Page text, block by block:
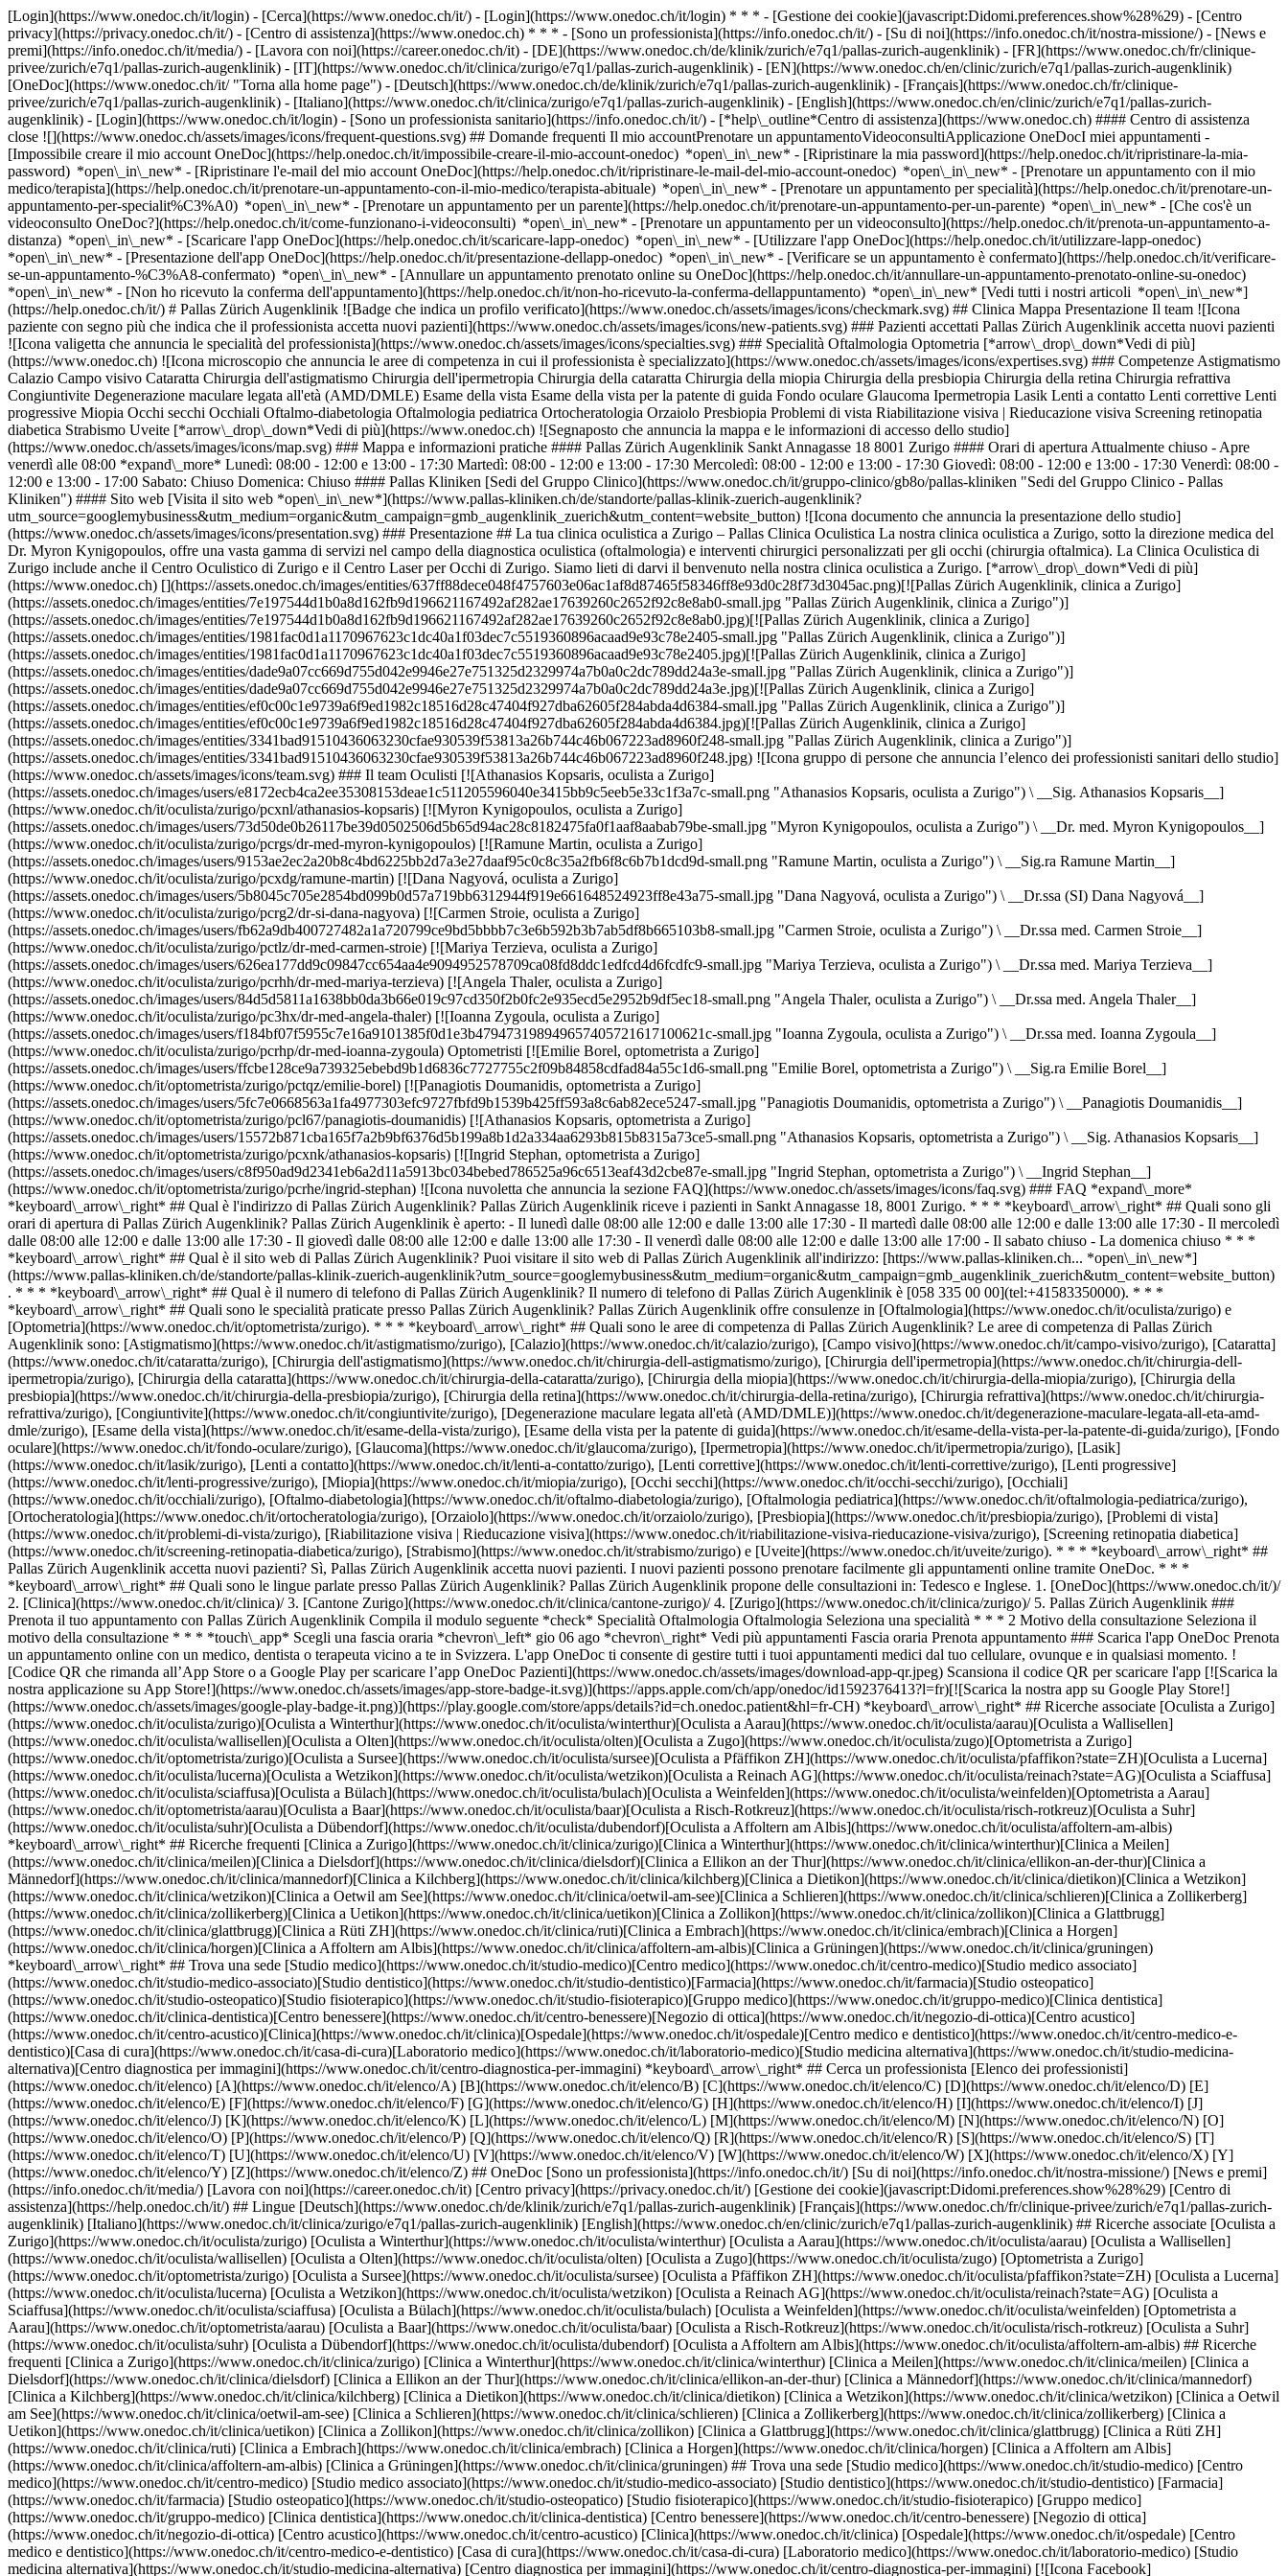
[Login](https://www.onedoc.ch/it/login) - [Cerca](https://www.onedoc.ch/it/) - [Login](https://www.onedoc.ch/it/login) * * * - [Gestione dei cookie](javascript:Didomi.preferences.show%28%29) - [Centro
privacy](https://privacy.onedoc.ch/it/) - [Centro di assistenza](https://www.onedoc.ch) * * * - [Sono un professionista](https://info.onedoc.ch/it/) - [Su di noi](https://info.onedoc.ch/it/nostra-missione/) - [News e
premi](https://info.onedoc.ch/it/media/) - [Lavora con noi](https://career.onedoc.ch/it) - [DE](https://www.onedoc.ch/de/klinik/zurich/e7q1/pallas-zurich-augenklinik) - [FR](https://www.onedoc.ch/fr/clinique-
privee/zurich/e7q1/pallas-zurich-augenklinik) - [IT](https://www.onedoc.ch/it/clinica/zurigo/e7q1/pallas-zurich-augenklinik) - [EN](https://www.onedoc.ch/en/clinic/zurich/e7q1/pallas-zurich-augenklinik)
[OneDoc](https://www.onedoc.ch/it/ "Torna alla home page") - [Deutsch](https://www.onedoc.ch/de/klinik/zurich/e7q1/pallas-zurich-augenklinik) - [Français](https://www.onedoc.ch/fr/clinique-
privee/zurich/e7q1/pallas-zurich-augenklinik) - [Italiano](https://www.onedoc.ch/it/clinica/zurigo/e7q1/pallas-zurich-augenklinik) - [English](https://www.onedoc.ch/en/clinic/zurich/e7q1/pallas-zurich-
augenklinik) - [Login](https://www.onedoc.ch/it/login) - [Sono un professionista sanitario](https://info.onedoc.ch/it/) - [*help\_outline*Centro di assistenza](https://www.onedoc.ch) #### Centro di assistenza
close ![](https://www.onedoc.ch/assets/images/icons/frequent-questions.svg) ## Domande frequenti Il mio accountPrenotare un appuntamentoVideoconsultiApplicazione OneDocI miei appuntamenti -
[Impossibile creare il mio account OneDoc](https://help.onedoc.ch/it/impossibile-creare-il-mio-account-onedoc) *open\_in\_new* - [Ripristinare la mia password](https://help.onedoc.ch/it/ripristinare-la-mia-
password) *open\_in\_new* - [Ripristinare l'e-mail del mio account OneDoc](https://help.onedoc.ch/it/ripristinare-le-mail-del-mio-account-onedoc) *open\_in\_new* - [Prenotare un appuntamento con il mio
medico/terapista](https://help.onedoc.ch/it/prenotare-un-appuntamento-con-il-mio-medico/terapista-abituale) *open\_in\_new* - [Prenotare un appuntamento per specialità](https://help.onedoc.ch/it/prenotare-un-
appuntamento-per-specialit%C3%A0) *open\_in\_new* - [Prenotare un appuntamento per un parente](https://help.onedoc.ch/it/prenotare-un-appuntamento-per-un-parente) *open\_in\_new* - [Che cos'è un
videoconsulto OneDoc?](https://help.onedoc.ch/it/come-funzionano-i-videoconsulti) *open\_in\_new* - [Prenotare un appuntamento per un videoconsulto](https://help.onedoc.ch/it/prenota-un-appuntamento-a-
distanza) *open\_in\_new* - [Scaricare l'app OneDoc](https://help.onedoc.ch/it/scaricare-lapp-onedoc) *open\_in\_new* - [Utilizzare l'app OneDoc](https://help.onedoc.ch/it/utilizzare-lapp-onedoc)
*open\_in\_new* - [Presentazione dell'app OneDoc](https://help.onedoc.ch/it/presentazione-dellapp-onedoc) *open\_in\_new* - [Verificare se un appuntamento è confermato](https://help.onedoc.ch/it/verificare-se-un-appuntamento-%C3%A8-confermato) *open\_in\_new* - [Annullare un appuntamento prenotato online su OneDoc](https://help.onedoc.ch/it/annullare-un-appuntamento-prenotato-online-su-onedoc) *open\_in\_new* - [Non ho ricevuto la conferma dell'appuntamento](https://help.onedoc.ch/it/non-ho-ricevuto-la-conferma-dellappuntamento) *open\_in\_new* [Vedi tutti i nostri articoli *open\_in\_new*](https://help.onedoc.ch/it/) # Pallas Zürich Augenklinik ![Badge che indica un profilo verificato](https://www.onedoc.ch/assets/images/icons/checkmark.svg) ## Clinica Mappa Presentazione Il team ![Icona paziente con segno più che indica che il professionista accetta nuovi pazienti](https://www.onedoc.ch/assets/images/icons/new-patients.svg) ### Pazienti accettati Pallas Zürich Augenklinik accetta nuovi pazienti ![Icona valigetta che annuncia le specialità del professionista](https://www.onedoc.ch/assets/images/icons/specialties.svg) ### Specialità Oftalmologia Optometria [*arrow\_drop\_down*Vedi di più](https://www.onedoc.ch) ![Icona microscopio che annuncia le aree di competenza in cui il professionista è specializzato](https://www.onedoc.ch/assets/images/icons/expertises.svg) ### Competenze Astigmatismo Calazio Campo visivo Cataratta Chirurgia dell'astigmatismo Chirurgia dell'ipermetropia Chirurgia della cataratta Chirurgia della miopia Chirurgia della presbiopia Chirurgia della retina Chirurgia refrattiva Congiuntivite Degenerazione maculare legata all'età (AMD/DMLE) Esame della vista Esame della vista per la patente di guida Fondo oculare Glaucoma Ipermetropia Lasik Lenti a contatto Lenti correttive Lenti progressive Miopia Occhi secchi Occhiali Oftalmo-diabetologia Oftalmologia pediatrica Ortocheratologia Orzaiolo Presbiopia Problemi di vista Riabilitazione visiva | Rieducazione visiva Screening retinopatia diabetica Strabismo Uveite [*arrow\_drop\_down*Vedi di più](https://www.onedoc.ch) ![Segnaposto che annuncia la mappa e le informazioni di accesso dello studio](https://www.onedoc.ch/assets/images/icons/map.svg) ### Mappa e informazioni pratiche #### Pallas Zürich Augenklinik Sankt Annagasse 18 8001 Zurigo #### Orari di apertura Attualmente chiuso - Apre venerdì alle 08:00 *expand\_more* Lunedì: 08:00 - 12:00 e 13:00 - 17:30 Martedì: 08:00 - 12:00 e 13:00 - 17:30 Mercoledì: 08:00 - 12:00 e 13:00 - 17:30 Giovedì: 08:00 - 12:00 e 13:00 - 17:30 Venerdì: 08:00 - 12:00 e 13:00 - 17:00 Sabato: Chiuso Domenica: Chiuso #### Pallas Kliniken [Sedi del Gruppo Clinico](https://www.onedoc.ch/it/gruppo-clinico/gb8o/pallas-kliniken "Sedi del Gruppo Clinico - Pallas Kliniken") #### Sito web [Visita il sito web *open\_in\_new*](https://www.pallas-kliniken.ch/de/standorte/pallas-klinik-zuerich-augenklinik?utm_source=googlemybusiness&utm_medium=organic&utm_campaign=gmb_augenklinik_zuerich&utm_content=website_button) ![Icona documento che annuncia la presentazione dello studio](https://www.onedoc.ch/assets/images/icons/presentation.svg) ### Presentazione ## La tua clinica oculistica a Zurigo – Pallas Clinica Oculistica La nostra clinica oculistica a Zurigo, sotto la direzione medica del Dr. Myron Kynigopoulos, offre una vasta gamma di servizi nel campo della diagnostica oculistica (oftalmologia) e interventi chirurgici personalizzati per gli occhi (chirurgia oftalmica). La Clinica Oculistica di Zurigo include anche il Centro Oculistico di Zurigo e il Centro Laser per Occhi di Zurigo. Siamo lieti di darvi il benvenuto nella nostra clinica oculistica a Zurigo. [*arrow\_drop\_down*Vedi di più](https://www.onedoc.ch) [](https://assets.onedoc.ch/images/entities/637ff88dece048f4757603e06ac1af8d87465f58346ff8e93d0c28f73d3045ac.png)[![Pallas Zürich Augenklinik, clinica a Zurigo](https://assets.onedoc.ch/images/entities/7e197544d1b0a8d162fb9d196621167492af282ae17639260c2652f92c8e8ab0-small.jpg "Pallas Zürich Augenklinik, clinica a Zurigo")](https://assets.onedoc.ch/images/entities/7e197544d1b0a8d162fb9d196621167492af282ae17639260c2652f92c8e8ab0.jpg)[![Pallas Zürich Augenklinik, clinica a Zurigo](https://assets.onedoc.ch/images/entities/1981fac0d1a1170967623c1dc40a1f03dec7c5519360896acaad9e93c78e2405-small.jpg "Pallas Zürich Augenklinik, clinica a Zurigo")](https://assets.onedoc.ch/images/entities/1981fac0d1a1170967623c1dc40a1f03dec7c5519360896acaad9e93c78e2405.jpg)[![Pallas Zürich Augenklinik, clinica a Zurigo](https://assets.onedoc.ch/images/entities/dade9a07cc669d755d042e9946e27e751325d2329974a7b0a0c2dc789dd24a3e-small.jpg "Pallas Zürich Augenklinik, clinica a Zurigo")](https://assets.onedoc.ch/images/entities/dade9a07cc669d755d042e9946e27e751325d2329974a7b0a0c2dc789dd24a3e.jpg)[![Pallas Zürich Augenklinik, clinica a Zurigo](https://assets.onedoc.ch/images/entities/ef0c00c1e9739a6f9ed1982c18516d28c47404f927dba62605f284abda4d6384-small.jpg "Pallas Zürich Augenklinik, clinica a Zurigo")](https://assets.onedoc.ch/images/entities/ef0c00c1e9739a6f9ed1982c18516d28c47404f927dba62605f284abda4d6384.jpg)[![Pallas Zürich Augenklinik, clinica a Zurigo](https://assets.onedoc.ch/images/entities/3341bad91510436063230cfae930539f53813a26b744c46b067223ad8960f248-small.jpg "Pallas Zürich Augenklinik, clinica a Zurigo")](https://assets.onedoc.ch/images/entities/3341bad91510436063230cfae930539f53813a26b744c46b067223ad8960f248.jpg) ![Icona gruppo di persone che annuncia l’elenco dei professionisti sanitari dello studio](https://www.onedoc.ch/assets/images/icons/team.svg) ### Il team Oculisti [![Athanasios Kopsaris, oculista a Zurigo](https://assets.onedoc.ch/images/users/e8172ecb4ca2ee35308153deae1c511205596040e3415bb9c5eeb5e33c1f3a7c-small.png "Athanasios Kopsaris, oculista a Zurigo") \ __Sig. Athanasios Kopsaris__](https://www.onedoc.ch/it/oculista/zurigo/pcxnl/athanasios-kopsaris) [![Myron Kynigopoulos, oculista a Zurigo](https://assets.onedoc.ch/images/users/73d50de0b26117be39d0502506d5b65d94ac28c8182475fa0f1aaf8aabab79be-small.jpg "Myron Kynigopoulos, oculista a Zurigo") \ __Dr. med. Myron Kynigopoulos__](https://www.onedoc.ch/it/oculista/zurigo/pcrgs/dr-med-myron-kynigopoulos) [![Ramune Martin, oculista a Zurigo](https://assets.onedoc.ch/images/users/9153ae2ec2a20b8c4bd6225bb2d7a3e27daaf95c0c8c35a2fb6f8c6b7b1dcd9d-small.png "Ramune Martin, oculista a Zurigo") \ __Sig.ra Ramune Martin__](https://www.onedoc.ch/it/oculista/zurigo/pcxdg/ramune-martin) [![Dana Nagyová, oculista a Zurigo](https://assets.onedoc.ch/images/users/5b8045c705e2854bd099b0d57a719bb6312944f919e661648524923ff8e43a75-small.jpg "Dana Nagyová, oculista a Zurigo") \ __Dr.ssa (SI) Dana Nagyová__](https://www.onedoc.ch/it/oculista/zurigo/pcrg2/dr-si-dana-nagyova) [![Carmen Stroie, oculista a Zurigo](https://assets.onedoc.ch/images/users/fb62a9db400727482a1a720799ce9bd5bbbb7c3e6b592b3b7ab5df8b665103b8-small.jpg "Carmen Stroie, oculista a Zurigo") \ __Dr.ssa med. Carmen Stroie__](https://www.onedoc.ch/it/oculista/zurigo/pctlz/dr-med-carmen-stroie) [![Mariya Terzieva, oculista a Zurigo](https://assets.onedoc.ch/images/users/626ea177dd9c09847cc654aa4e9094952578709ca08fd8ddc1edfcd4d6fcdfc9-small.jpg "Mariya Terzieva, oculista a Zurigo") \ __Dr.ssa med. Mariya Terzieva__](https://www.onedoc.ch/it/oculista/zurigo/pcrhh/dr-med-mariya-terzieva) [![Angela Thaler, oculista a Zurigo](https://assets.onedoc.ch/images/users/84d5d5811a1638bb0da3b66e019c97cd350f2b0fc2e935ecd5e2952b9df5ec18-small.png "Angela Thaler, oculista a Zurigo") \ __Dr.ssa med. Angela Thaler__](https://www.onedoc.ch/it/oculista/zurigo/pc3hx/dr-med-angela-thaler) [![Ioanna Zygoula, oculista a Zurigo](https://assets.onedoc.ch/images/users/f184bf07f5955c7e16a9101385f0d1e3b479473198949657405721617100621c-small.jpg "Ioanna Zygoula, oculista a Zurigo") \ __Dr.ssa med. Ioanna Zygoula__](https://www.onedoc.ch/it/oculista/zurigo/pcrhp/dr-med-ioanna-zygoula) Optometristi [![Emilie Borel, optometrista a Zurigo](https://assets.onedoc.ch/images/users/ffcbe128ce9a739325ebebd9b1d6836c7727755c2f09b84858cdfad84a55c1d6-small.png "Emilie Borel, optometrista a Zurigo") \ __Sig.ra Emilie Borel__](https://www.onedoc.ch/it/optometrista/zurigo/pctqz/emilie-borel) [![Panagiotis Doumanidis, optometrista a Zurigo](https://assets.onedoc.ch/images/users/5fc7e0668563a1fa4977303efc9727fbfd9b1539b425ff593a8c6ab82ece5247-small.jpg "Panagiotis Doumanidis, optometrista a Zurigo") \ __Panagiotis Doumanidis__](https://www.onedoc.ch/it/optometrista/zurigo/pcl67/panagiotis-doumanidis) [![Athanasios Kopsaris, optometrista a Zurigo](https://assets.onedoc.ch/images/users/15572b871cba165f7a2b9bf6376d5b199a8b1d2a334aa6293b815b8315a73ce5-small.png "Athanasios Kopsaris, optometrista a Zurigo") \ __Sig. Athanasios Kopsaris__](https://www.onedoc.ch/it/optometrista/zurigo/pcxnk/athanasios-kopsaris) [![Ingrid Stephan, optometrista a Zurigo](https://assets.onedoc.ch/images/users/c8f950ad9d2341eb6a2d11a5913bc034bebed786525a96c6513eaf43d2cbe87e-small.jpg "Ingrid Stephan, optometrista a Zurigo") \ __Ingrid Stephan__](https://www.onedoc.ch/it/optometrista/zurigo/pcrhe/ingrid-stephan) ![Icona nuvoletta che annuncia la sezione FAQ](https://www.onedoc.ch/assets/images/icons/faq.svg) ### FAQ *expand\_more* *keyboard\_arrow\_right* ## Qual è l'indirizzo di Pallas Zürich Augenklinik? Pallas Zürich Augenklinik riceve i pazienti in Sankt Annagasse 18, 8001 Zurigo. * * * *keyboard\_arrow\_right* ## Quali sono gli orari di apertura di Pallas Zürich Augenklinik? Pallas Zürich Augenklinik è aperto: - Il lunedì dalle 08:00 alle 12:00 e dalle 13:00 alle 17:30 - Il martedì dalle 08:00 alle 12:00 e dalle 13:00 alle 17:30 - Il mercoledì dalle 08:00 alle 12:00 e dalle 13:00 alle 17:30 - Il giovedì dalle 08:00 alle 12:00 e dalle 13:00 alle 17:30 - Il venerdì dalle 08:00 alle 12:00 e dalle 13:00 alle 17:00 - Il sabato chiuso - La domenica chiuso * * * *keyboard\_arrow\_right* ## Qual è il si